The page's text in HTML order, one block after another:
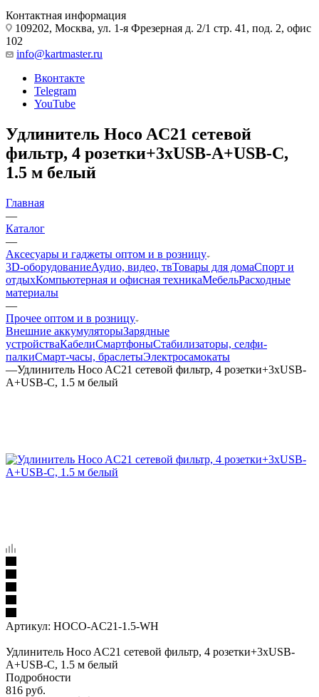
Контактная информация
109202, Москва, ул. 1-я Фрезерная д. 2/1 стр. 41, под. 2, офис
102
info@kartmaster.ru
Вконтакте
Telegram
YouTube
Удлинитель Hoco AC21 сетевой
фильтр, 4 розетки+3xUSB-A+USB-C,
1.5 м белый
Главная
—
Каталог
—
Аксесуары и гаджеты оптом и в розницу
3D-оборудованиеАудио, видео, твТовары для домаСпорт и
отдыхКомпьютерная и офисная техникаМебельРасходные
материалы
—
Прочее оптом и в розницу
Внешние аккумуляторыЗарядные
устройстваКабелиСмартфоныСтабилизаторы, селфи-
палкиСмарт-часы, браслетыЭлектросамокаты
—Удлинитель Hoco AC21 сетевой фильтр, 4 розетки+3xUSB-
A+USB-C, 1.5 м белый
Артикул: HOCO-AC21-1.5-WH
Удлинитель Hoco AC21 сетевой фильтр, 4 розетки+3xUSB-
A+USB-C, 1.5 м белый
Подробности
816 руб.